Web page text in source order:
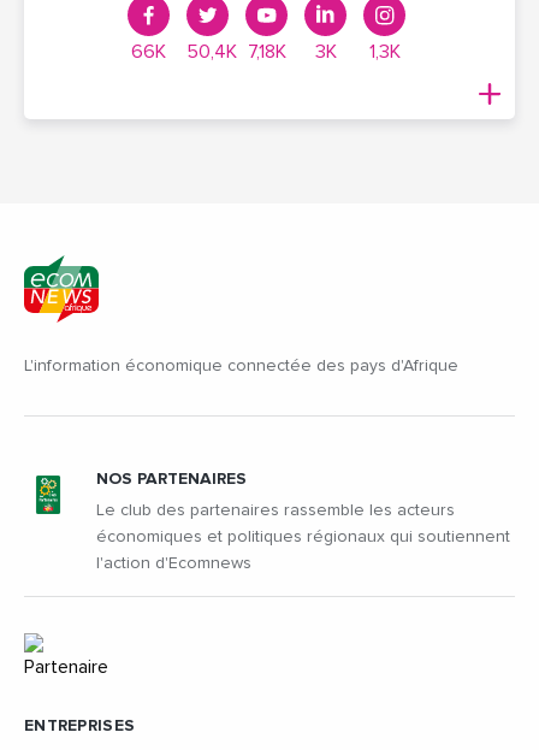
66K 50,4K 7,18K 3K 1,3K
L'information économique connectée des pays d'Afrique
ENTREPRISES
NOS PARTENAIRES
Le club des partenaires rassemble les acteurs
économiques et politiques régionaux qui soutiennent
l'action d'Ecomnews